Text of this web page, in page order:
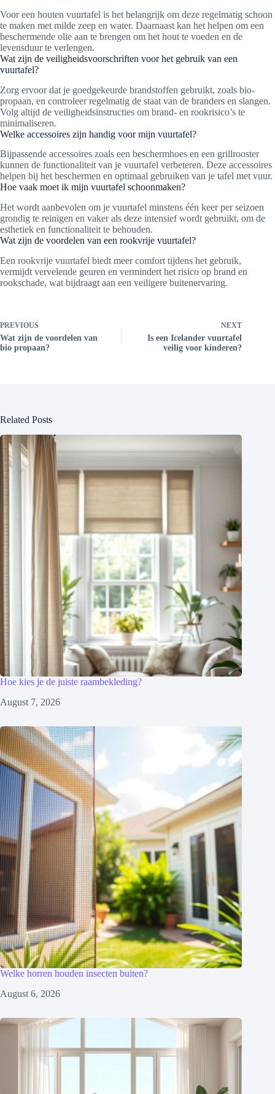
Voor een houten vuurtafel is het belangrijk om deze regelmatig schoon
te maken met milde zeep en water. Daarnaast kan het helpen om een
beschermende olie aan te brengen om het hout te voeden en de
levensduur te verlengen.
Wat zijn de veiligheidsvoorschriften voor het gebruik van een
vuurtafel?
Zorg ervoor dat je goedgekeurde brandstoffen gebruikt, zoals bio-
propaan, en controleer regelmatig de staat van de branders en slangen.
Volg altijd de veiligheidsinstructies om brand- en rookrisico’s te
minimaliseren.
Welke accessoires zijn handig voor mijn vuurtafel?
Bijpassende accessoires zoals een beschermhoes en een grillrooster
kunnen de functionaliteit van je vuurtafel verbeteren. Deze accessoires
helpen bij het beschermen en optimaal gebruiken van je tafel met vuur.
Hoe vaak moet ik mijn vuurtafel schoonmaken?
Het wordt aanbevolen om je vuurtafel minstens één keer per seizoen
grondig te reinigen en vaker als deze intensief wordt gebruikt, om de
esthetiek en functionaliteit te behouden.
Wat zijn de voordelen van een rookvrije vuurtafel?
Een rookvrije vuurtafel biedt meer comfort tijdens het gebruik,
vermijdt vervelende geuren en vermindert het risico op brand en
rookschade, wat bijdraagt aan een veiligere buitenervaring.
PREVIOUS
Wat zijn de voordelen van
bio propaan?
NEXT
Is een Icelander vuurtafel
veilig voor kinderen?
Related Posts
Hoe kies je de juiste raambekleding?
August 7, 2026
Welke horren houden insecten buiten?
August 6, 2026